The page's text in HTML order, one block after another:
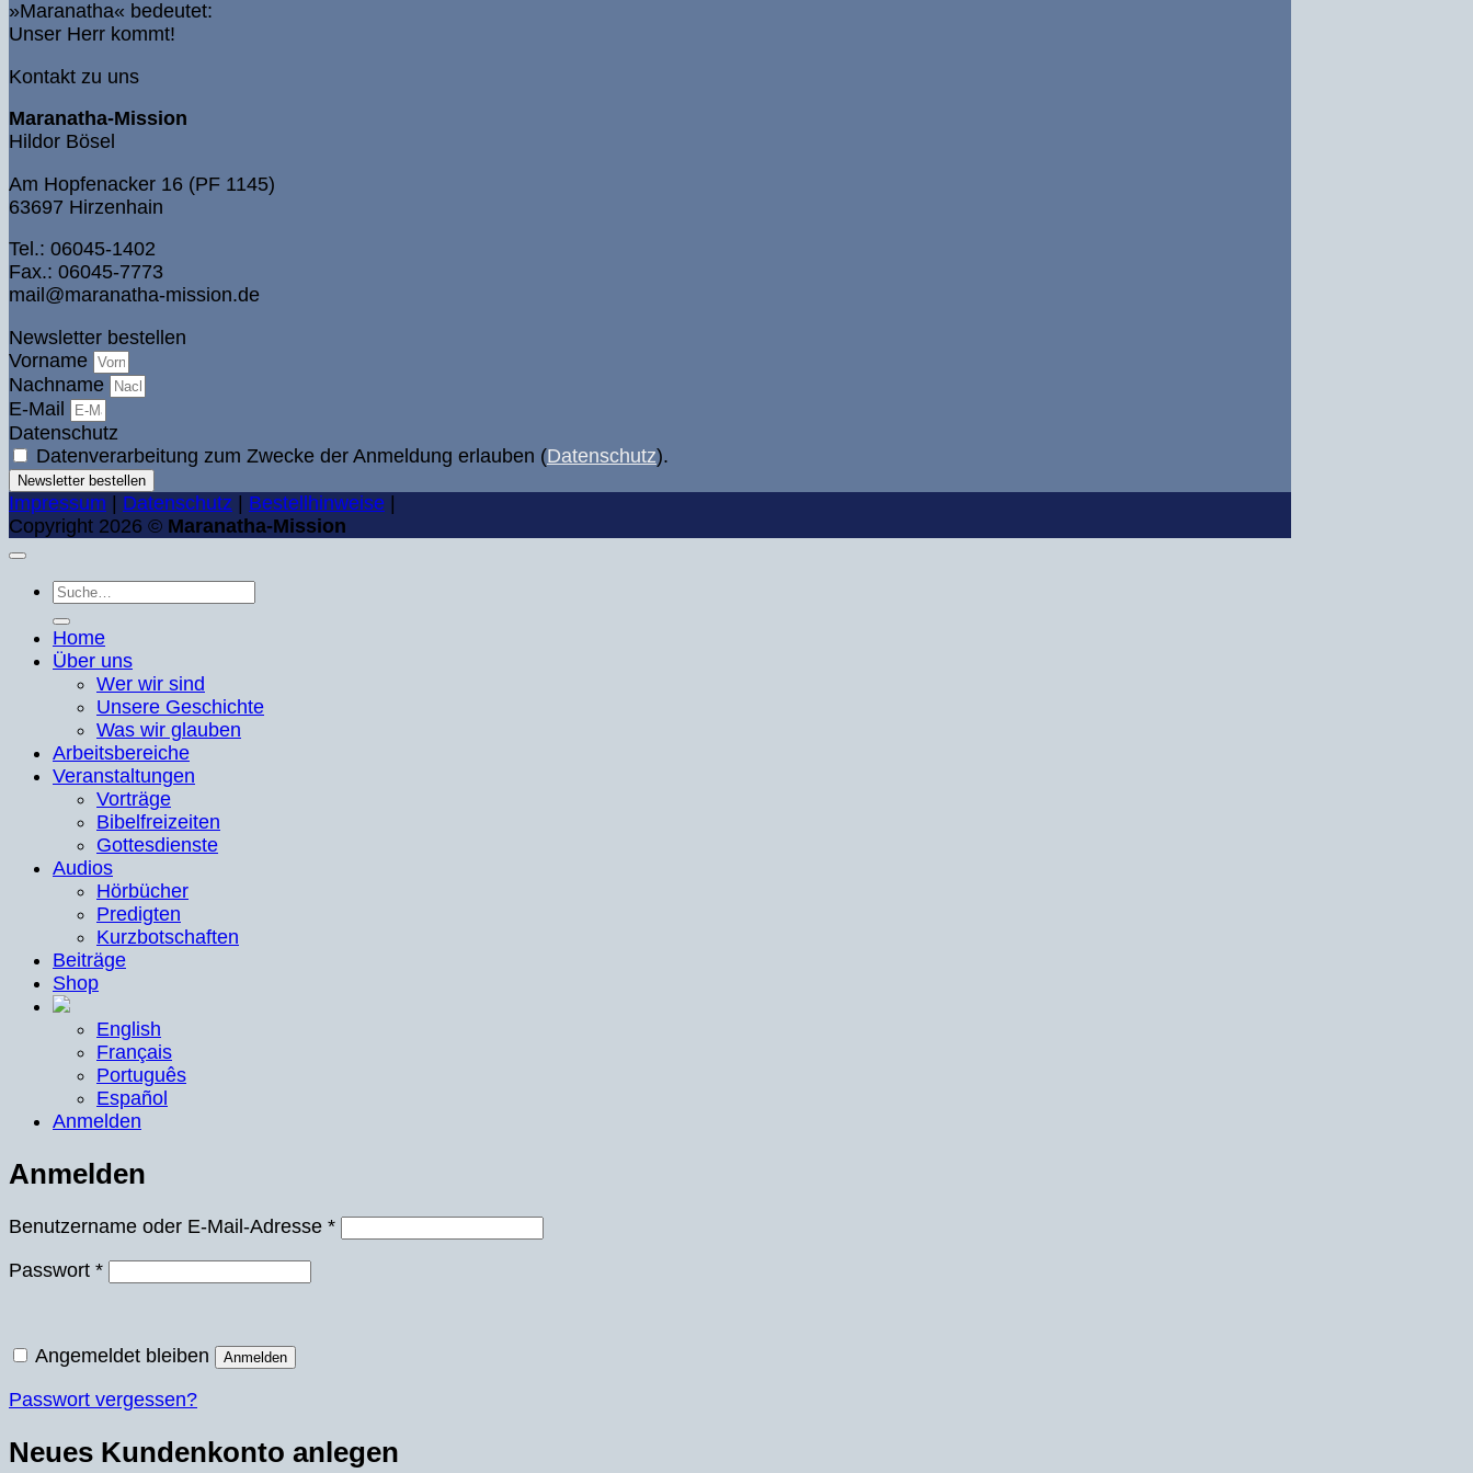
»Maranatha« bedeutet:
Unser Herr kommt!
Kontakt zu uns
Maranatha-Mission
Hildor Bösel
Am Hopfenacker 16 (PF 1145)
63697 Hirzenhain
Tel.: 06045-1402
Fax.: 06045-7773
mail@maranatha-mission.de
Newsletter bestellen
Vorname
Nachname
E-Mail
Datenschutz
Datenverarbeitung zum Zwecke der Anmeldung erlauben (Datenschutz).
Newsletter bestellen
Impressum | Datenschutz | Bestellhinweise |
Copyright 2026 © Maranatha-Mission
Suche
nach:
Home
Über uns
Wer wir sind
Unsere Geschichte
Was wir glauben
Arbeitsbereiche
Veranstaltungen
Vorträge
Bibelfreizeiten
Gottesdienste
Audios
Hörbücher
Predigten
Kurzbotschaften
Beiträge
Shop
English
Français
Português
Español
Anmelden
Anmelden
Benutzername oder E-Mail-Adresse *Erforderlich
Passwort *Erforderlich
Angemeldet bleiben Anmelden
Passwort vergessen?
Neues Kundenkonto anlegen